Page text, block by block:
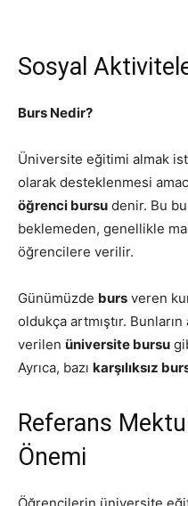
Sosyal
Burs Nedir?
Üniversite eğitimi almak
olarak desteklenmesi
öğrenci bursu denir. Bu
beklemeden, genellikle
öğrencilere verilir.
Günümüzde burs veren
oldukça artmıştır.
verilen üniversite bursu
Ayrıca, bazı karşılıksız
Referans
Önemi